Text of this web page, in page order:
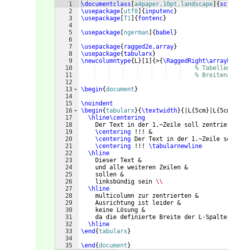
1
2
3
4
5
6
7
8
9
10
11
12
13
14
15
16
17
18
19
20
21
22
23
24
25
26
27
28
29
30
31
32
33
34
35
\documentclass a4paper,10pt,landscape {
\usepackage utf8 { inputenc}
\usepackage T1 { fontenc}
\usepackage ngerman { babel }
\usepackage{ ragged2e,array}
\usepackage{tabularx}
\newcolumntype{ L} 1 {>{
%
%
\begin{document }
\noindent
\begin{tabularx}{\textwidth}{ |L{5cm} |L{
\hline\centering
Der Text in der 1.~Zeile soll
\centering !!! &
\centering Der Text in der 1.~Zeile
\centering !!! \tabularnewline
\hline
    Dieser Text &
    und alle weiteren Zeilen &
    sollen &
    linksbündig sein
\\
\hline
    multicolumn zur zentrierten &
    Ausrichtung ist leider &
    keine Lösung &
da die definierte Breite der L-
\hline
\end {tabularx}
\end {document }